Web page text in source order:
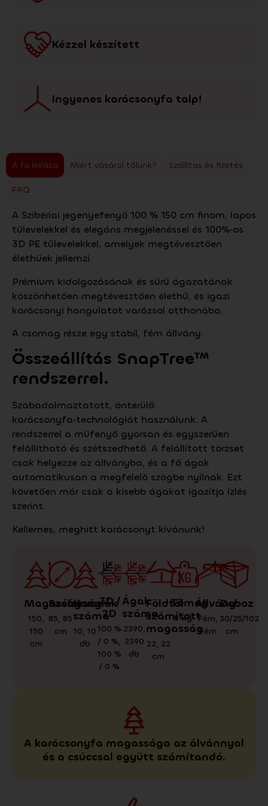
Kézzel készített
Ingyenes karácsonyfa talp!
A fa leírása Miért vásárol tőlünk? Szállítas és fizetés
FAQ
A Szibériai jegenyefenyő 100 % 150 cm finom, lapos
tűlevelekkel és elegáns megjelenéssel és 100%‑os
3D PE tűlevelekkel, amelyek megtévesztően
élethűek jellemzi.
Prémium kidolgozásának és sűrű ágazatának
köszönhetően megtévesztően élethű, és igazi
karácsonyi hangulatot varázsol otthonába.
A csomag része egy stabil, fém állvány.
Összeállítás SnapTree™
rendszerrel.
Szabadalmaztatott, önterülő
karácsonyfa‑technológiát használunk. A
rendszerrel a műfenyő gyorsan és egyszerűen
felállítható és szétszedhető. A felállított törzset
csak helyezze az állványba, és a fő ágak
automatikusan a megfelelő szögbe nyílnak. Ezt
követően már csak a kisebb ágakat igazítja ízlés
szerint.
Kellemes, meghitt karácsonyt kívánunk!
Magasság
150,
150
cm
Szélesség
85, 85
cm
Koronák
száma
10,10
db
3D /
2D
100 %
/ 0 %,
100 %
/ 0 %
Ágak
száma
2390,
2390
db
Földtől
számított
magasság
22, 22
cm
Tömeg
8kg
Állvány
Fém,
Fém
Doboz
30/25/102
cm
A karácsonyfa magassága az álvánnyal
és a csúccsal együtt számítandó.